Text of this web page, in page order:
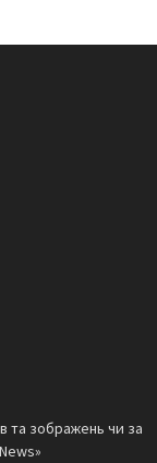
та зображень чи за